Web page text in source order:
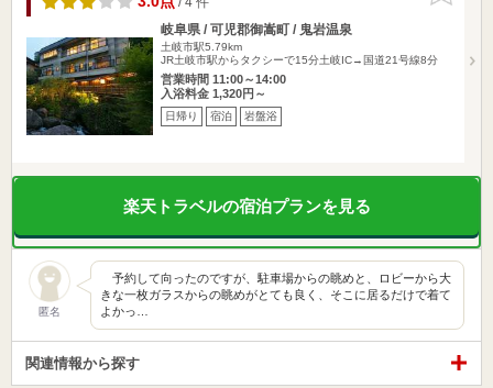
岐阜県 / 可児郡御嵩町 / 鬼岩温泉
土岐市駅5.79km
JR土岐市駅からタクシーで15分土岐IC→国道21号線8分
営業時間 11:00～14:00
入浴料金 1,320円～
日帰り 宿泊 岩盤浴
楽天トラベルの宿泊プランを見る
匿名
予約して向ったのですが、駐車場からの眺めと、ロビーから大
きな一枚ガラスからの眺めがとても良く、そこに居るだけで着て
よかっ…
関連情報から探す